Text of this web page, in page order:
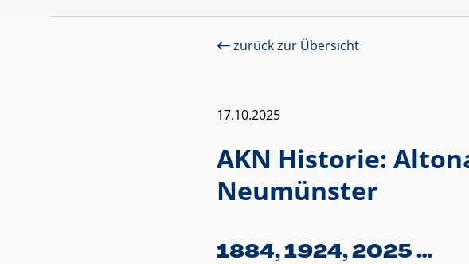
zurück zur Übersicht
17.10.2025
AKN Historie:
Neumünster
1884, 1924, 2025 …